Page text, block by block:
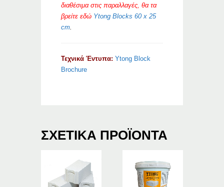
διαθέσιμα στις παραλλαγές, θα τα
βρείτε εδώ Ytong Blocks 60 x 25
cm.
Τεχνικά Έντυπα: Ytong Block
Brochure
ΣΧΕΤΙΚΆ ΠΡΟΪΌΝΤΑ